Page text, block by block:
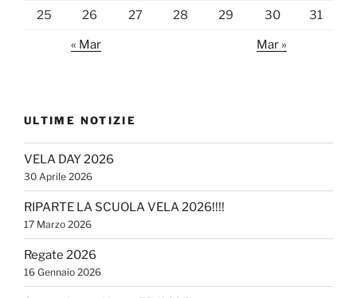
25 26 27 28 29 30 31
« Mar Mar »
ULTIME NOTIZIE
VELA DAY 2026
30 Aprile 2026
RIPARTE LA SCUOLA VELA 2026!!!!
17 Marzo 2026
Regate 2026
16 Gennaio 2026